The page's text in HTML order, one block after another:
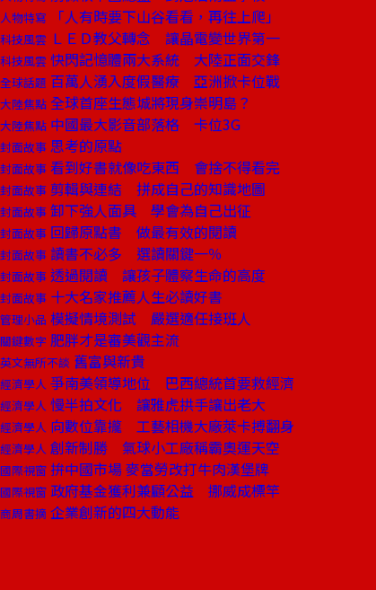
人物特寫 「人有時要下山谷看看，再往上爬」
科技風雲 ＬＥＤ教父轉念 讓晶電變世界第一
科技風雲 快閃記憶體兩大系統 大陸正面交鋒
全球話題 百萬人湧入度假醫療 亞洲掀卡位戰
大陸焦點 全球首座生態城將現身崇明島？
大陸焦點 中國最大影音部落格 卡位3G
封面故事 思考的原點
封面故事 看到好書就像吃東西 會捨不得看完
封面故事 剪輯與連結 拼成自己的知識地圖
封面故事 卸下強人面具 學會為自己出征
封面故事 回歸原點書 做最有效的閱讀
封面故事 讀書不必多 選讀關鍵一％
封面故事 透過閱讀 讓孩子體察生命的高度
封面故事 十大名家推薦人生必讀好書
管理小品 模擬情境測試 嚴選適任接班人
關鍵數字 肥胖才是審美觀主流
英文無所不談 舊富與新貴
經濟學人 爭南美領導地位 巴西總統首要救經濟
經濟學人 慢半拍文化 讓雅虎拱手讓出老大
經濟學人 向數位靠攏 工藝相機大廠萊卡搏翻身
經濟學人 創新制勝 氣球小工廠稱霸奧運天空
國際視窗 拚中國市場 麥當勞改打牛肉漢堡牌
國際視窗 政府基金獲利兼顧公益 挪威成標竿
商周書摘 企業創新的四大動能